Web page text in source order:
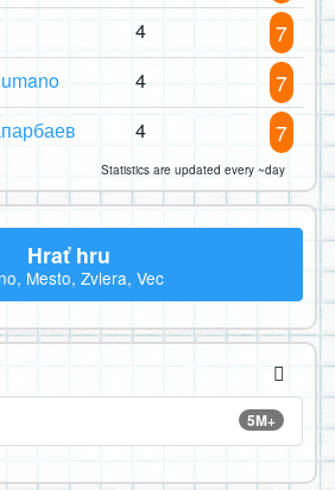
4 7
4 7
4 7
Statistics are updated every ~day
Hrať hru
Mesto, Zviera, Vec
5M+